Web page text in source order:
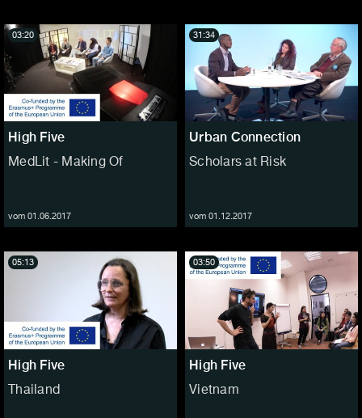
High Five
MedLit - Making Of
vom 01.06.2017
03:20
Urban Connection
Scholars at Risk
vom 01.12.2017
31:34
High Five
Thailand
05:13
High Five
Vietnam
03:50